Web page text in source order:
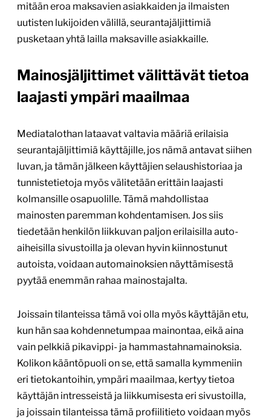
mitään eroa maksavien asiakkaiden ja ilmaisten
uutisten lukijoiden välillä, seurantajäljittimiä
pusketaan yhtä lailla maksaville asiakkaille.
Mainosjäljittimet välittävät tietoa
laajasti ympäri maailmaa
Mediatalothan lataavat valtavia määriä erilaisia
seurantajäljittimiä käyttäjille, jos nämä antavat siihen
luvan, ja tämän jälkeen käyttäjien selaushistoriaa ja
tunnistetietoja myös välitetään erittäin laajasti
kolmansille osapuolille. Tämä mahdollistaa
mainosten paremman kohdentamisen. Jos siis
tiedetään henkilön liikkuvan paljon erilaisilla auto-
aiheisilla sivustoilla ja olevan hyvin kiinnostunut
autoista, voidaan automainoksien näyttämisestä
pyytää enemmän rahaa mainostajalta.
Joissain tilanteissa tämä voi olla myös käyttäjän etu,
kun hän saa kohdennetumpaa mainontaa, eikä aina
vain pelkkiä pikavippi- ja hammastahnamainoksia.
Kolikon kääntöpuoli on se, että samalla kymmeniin
eri tietokantoihin, ympäri maailmaa, kertyy tietoa
käyttäjän intresseistä ja liikkumisesta eri sivustoilla,
ja joissain tilanteissa tämä profiilitieto voidaan myös